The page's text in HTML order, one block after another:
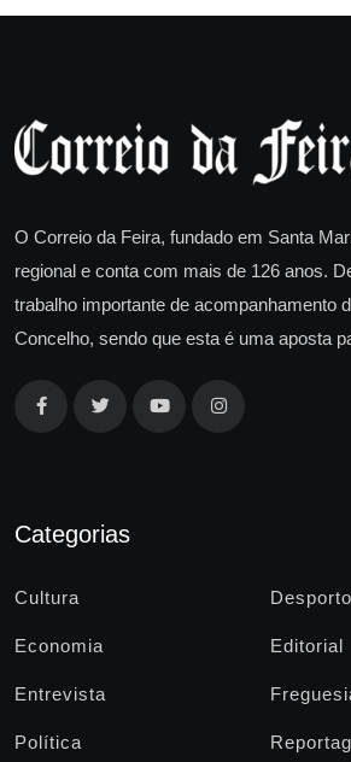
O Correio da Feira, fundado em Santa
regional e conta com mais de 126 anos.
trabalho importante de acompanhamento
Concelho, sendo que esta é uma aposta
Categorias
Cultura Desporto
Economia Editorial
Entrevista
Política